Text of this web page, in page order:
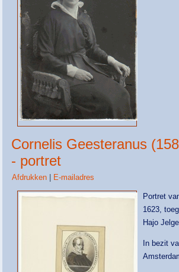
Cornelis Geesteranus
- portret
Afdrukken E-mailadres
Portret
1623,
Hajo
In bezit